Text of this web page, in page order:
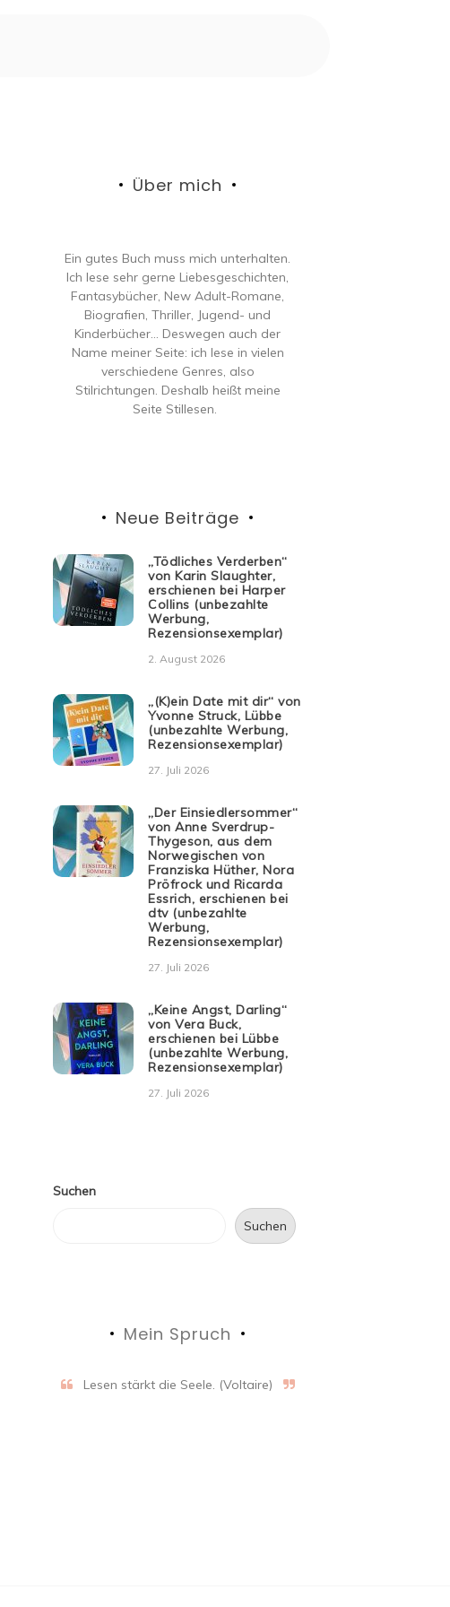
Über mich
Ein gutes Buch muss mich unterhalten.
Ich lese sehr gerne Liebesgeschichten,
Fantasybücher, New Adult-Romane,
Biografien, Thriller, Jugend- und
Kinderbücher… Deswegen auch der
Name meiner Seite: ich lese in vielen
verschiedene Genres, also
Stilrichtungen. Deshalb heißt meine
Seite Stillesen.
Neue Beiträge
„Tödliches Verderben“
von Karin Slaughter,
erschienen bei Harper
Collins (unbezahlte
Werbung,
Rezensionsexemplar)
2. August 2026
„(K)ein Date mit dir“ von
Yvonne Struck, Lübbe
(unbezahlte Werbung,
Rezensionsexemplar)
27. Juli 2026
„Der Einsiedlersommer“
von Anne Sverdrup-
Thygeson, aus dem
Norwegischen von
Franziska Hüther, Nora
Pröfrock und Ricarda
Essrich, erschienen bei
dtv (unbezahlte
Werbung,
Rezensionsexemplar)
27. Juli 2026
„Keine Angst, Darling“
von Vera Buck,
erschienen bei Lübbe
(unbezahlte Werbung,
Rezensionsexemplar)
27. Juli 2026
Suchen
Suchen
Mein Spruch
Lesen stärkt die Seele. (Voltaire)